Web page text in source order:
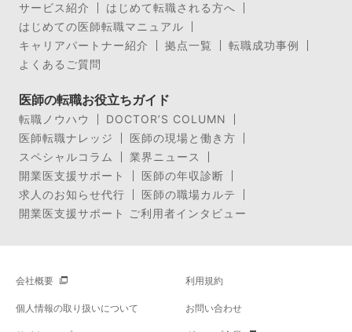
サービス紹介
はじめて転職される方へ
はじめての医師転職マニュアル
キャリアパートナー紹介
拠点一覧
転職成功事例
よくあるご質問
医師の転職お役立ちガイド
転職ノウハウ
DOCTOR’S COLUMN
医師転職ナレッジ
医師の現場と働き方
スペシャルコラム
業界ニュース
開業医支援サポート
医師の年収診断
求人のお知らせ代行
医師の職場カルテ
開業医支援サポート ご利用者インタビュー
会社概要 利用規約
個人情報の取り扱いについて お問い合わせ